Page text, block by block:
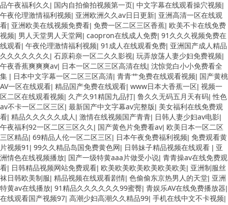
品午夜福利久久| 国内自拍偷拍视频第一页| 中文字幕在线观看操穴视频|
午夜伦理激情福利视频| 亚洲欧洲久久av日日更新| 亚洲高清一区在线观
看| 亚洲欧美在线视频免费看| 免费一区二区三区香蕉| 欧美不卡在线免费
视频| 男人天堂男人天堂网| caopron在线成人免费| 91久久久视频免费在
线观看| 午夜伦理激情福利视频| 91成人在线观看免费| 亚洲国产成人精品
久久久久久久久| 石原莉奈一区二久久影视| 玩弄放荡人妻少妇免费视频|
午夜香蕉爽爽爽av| 日本一区二区三区高清在线| 沈惊觉白小小免费看全
集 | 日本中文字幕一区二区三区高清| 青青艹免费在线观看视频| 国产黄桃
AV一区在线观看| 精品国产免费在线观看| www日本大香蕉一区| 视频一
区二区在线观看视频| 久产久91精国九品打| 鲁久久无码五月天有码|性色
av不卡一区二区三区| 最新国产中文字幕av完整版| 美女福利在线免费观
看| 精品久久久久久成人| 激情在线视频国产青青| 日韩人妻少妇av电影|
午夜福利92一区二区三区久久| 国产黄色片免费看av| 欧美日本一区二区
三区精品| 69精品人伦一区二区三区| 日本午夜免费福利视频| 免费观看黄
片视频91 | 99久久精品岛国免费黄色网| 日韩妹子精品视频在线观看 | 亚
洲情色在线视频播放| 国产一级特黄aaa片做受小说| 青青操av在线免费观
看| 日韩精品视频网站免费观看| 欧美欧美欧美欧美欧美欧美| 亚洲制服丝
袜日韩欧美制服| 精品视频在线观看剧情| 色偷偷东京热男人的天堂| 亚洲
特黄av在线播放| 91精品久久久久久久99蜜臀| 青娱乐AV在线免费播放器|
在线观看国产视频97| 高潮少妇高潮久久精品99| 手机在线中文不卡视频|